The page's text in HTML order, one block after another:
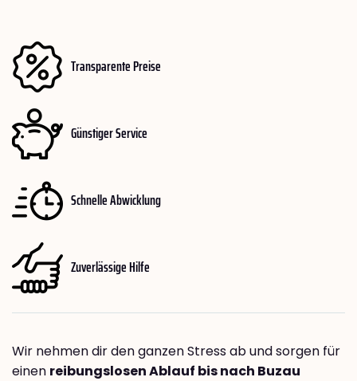
Transparente Preise
Günstiger Service
Schnelle Abwicklung
Zuverlässige Hilfe
Wir nehmen dir den ganzen Stress ab und sorgen für
einen reibungslosen Ablauf bis nach Buzau